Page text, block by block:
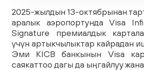
2025-жылдын 13-октябрынан
аралык аэропортунда Visa
Signature премиалдык
үчүн артыкчылыктар кайрадан
Эми KICB банкынын Visa
саякаттоо дагы да ыңгайлуу